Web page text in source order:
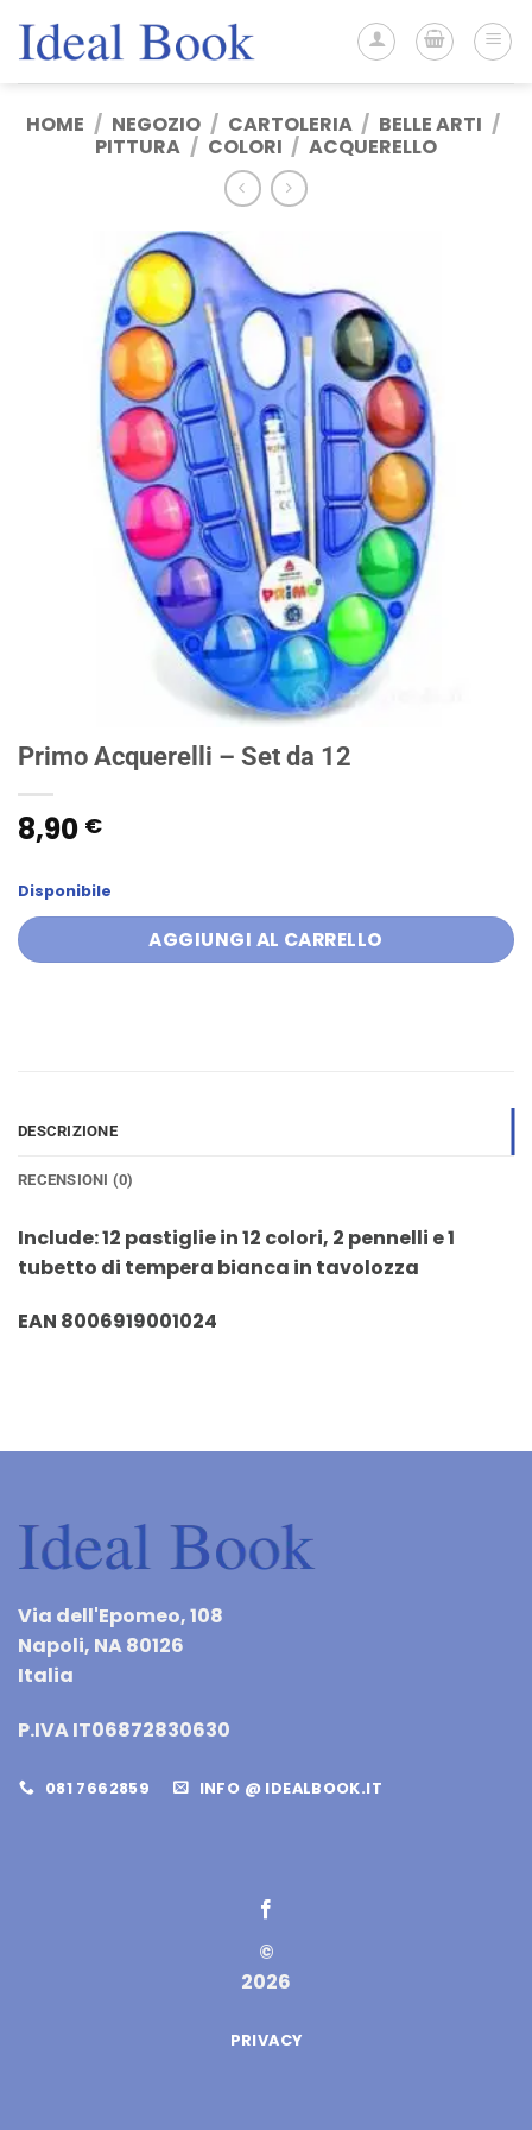
HOME / NEGOZIO / CARTOLERIA / BELLE ARTI /
PITTURA / COLORI / ACQUERELLO
Primo Acquerelli – Set da 12
8,90 €
Disponibile
AGGIUNGI AL CARRELLO
DESCRIZIONE
RECENSIONI (0)
Include: 12 pastiglie in 12 colori, 2 pennelli e 1
tubetto di tempera bianca in tavolozza
EAN 8006919001024
Via dell'Epomeo, 108
Napoli, NA 80126
Italia
P.IVA IT06872830630
081 7662859 INFO @ IDEALBOOK.IT
©
2026
PRIVACY